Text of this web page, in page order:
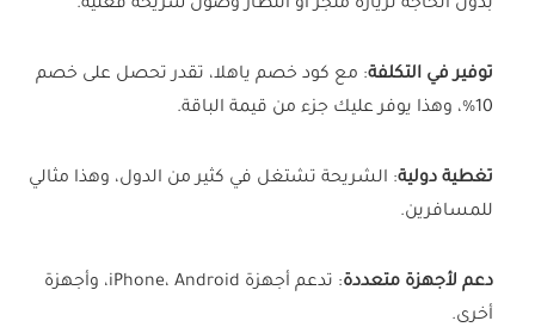
بدون الحاجة لزيارة متجر أو انتظار وصول شريحة فعلية.
توفير في التكلفة: مع كود خصم ياهلا، تقدر تحصل على خصم
10%، وهذا يوفر عليك جزء من قيمة الباقة.
تغطية دولية: الشريحة تشتغل في كثير من الدول، وهذا مثالي
للمسافرين.
دعم لأجهزة متعددة
: تدعم أجهزة iPhone، Android، وأجهزة
أخرى.